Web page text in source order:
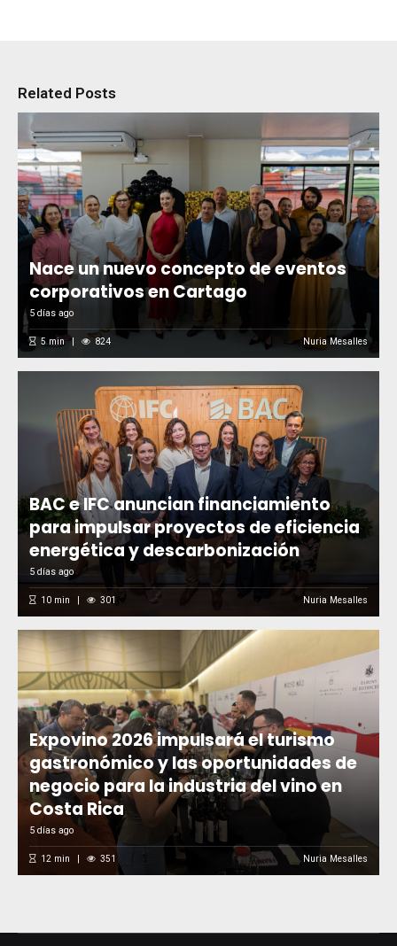
Related Posts
Nace un nuevo concepto de eventos
corporativos en Cartago
5 días ago
5min 824 Nuria Mesalles
BAC e IFC anuncian financiamiento
para impulsar proyectos de eficiencia
energética y descarbonización
5 días ago
10min 301 Nuria Mesalles
Expovino 2026 impulsará el turismo
gastronómico y las oportunidades de
negocio para la industria del vino en
Costa Rica
5 días ago
12min 351 Nuria Mesalles